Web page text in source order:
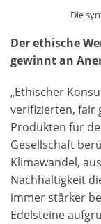
Die
Der ethische
gewinnt an
„Ethischer
verifizierten, fair
Produkten für
Gesellschaft
Klimawandel,
Nachhaltigkeit
immer stärker
Edelsteine